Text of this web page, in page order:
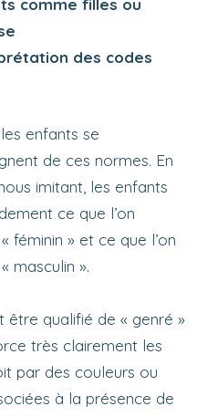
comme filles ou
des codes
enfants se
de ces normes. En
imitant, les enfants
ce que l’on
féminin » et ce que l’on
masculin ».
être qualifié de « genré »
très clairement les
par des couleurs ou
à la présence de